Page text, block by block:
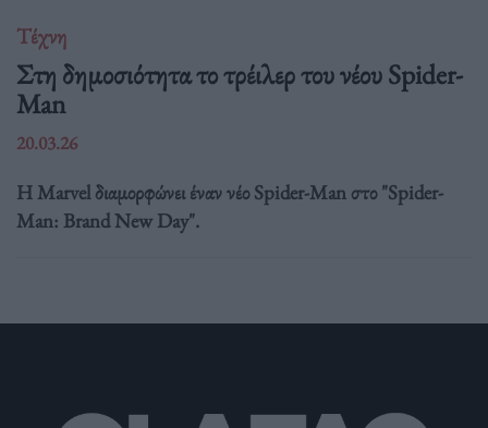
Τέχνη
Στη δημοσιότητα το τρέιλερ του νέου Spider-
Man
20.03.26
Η Marvel διαμορφώνει έναν νέο Spider-Man στο "Spider-
Man: Brand New Day".